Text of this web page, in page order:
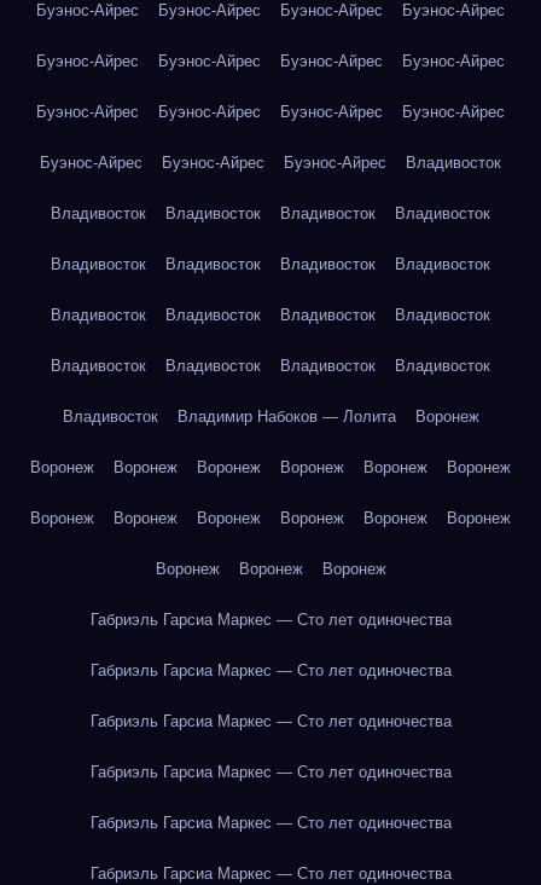
Буэнос-Айрес Буэнос-Айрес Буэнос-Айрес Буэнос-Айрес
Буэнос-Айрес Буэнос-Айрес Буэнос-Айрес Буэнос-Айрес
Буэнос-Айрес Буэнос-Айрес Буэнос-Айрес Буэнос-Айрес
Буэнос-Айрес Буэнос-Айрес Буэнос-Айрес Владивосток
Владивосток Владивосток Владивосток Владивосток
Владивосток Владивосток Владивосток Владивосток
Владивосток Владивосток Владивосток Владивосток
Владивосток Владивосток Владивосток Владивосток
Владивосток Владимир Набоков — Лолита Воронеж
Воронеж Воронеж Воронеж Воронеж Воронеж Воронеж
Воронеж Воронеж Воронеж Воронеж Воронеж Воронеж
Воронеж Воронеж Воронеж
Габриэль Гарсиа Маркес — Сто лет одиночества
Габриэль Гарсиа Маркес — Сто лет одиночества
Габриэль Гарсиа Маркес — Сто лет одиночества
Габриэль Гарсиа Маркес — Сто лет одиночества
Габриэль Гарсиа Маркес — Сто лет одиночества
Габриэль Гарсиа Маркес — Сто лет одиночества